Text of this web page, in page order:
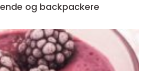
og backpackere